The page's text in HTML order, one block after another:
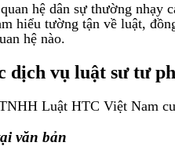
hệ dân sự thường
hiểu tường tận về luật,
hệ nào.
dịch vụ luật sư tư
Luật HTC Việt Nam
văn bản